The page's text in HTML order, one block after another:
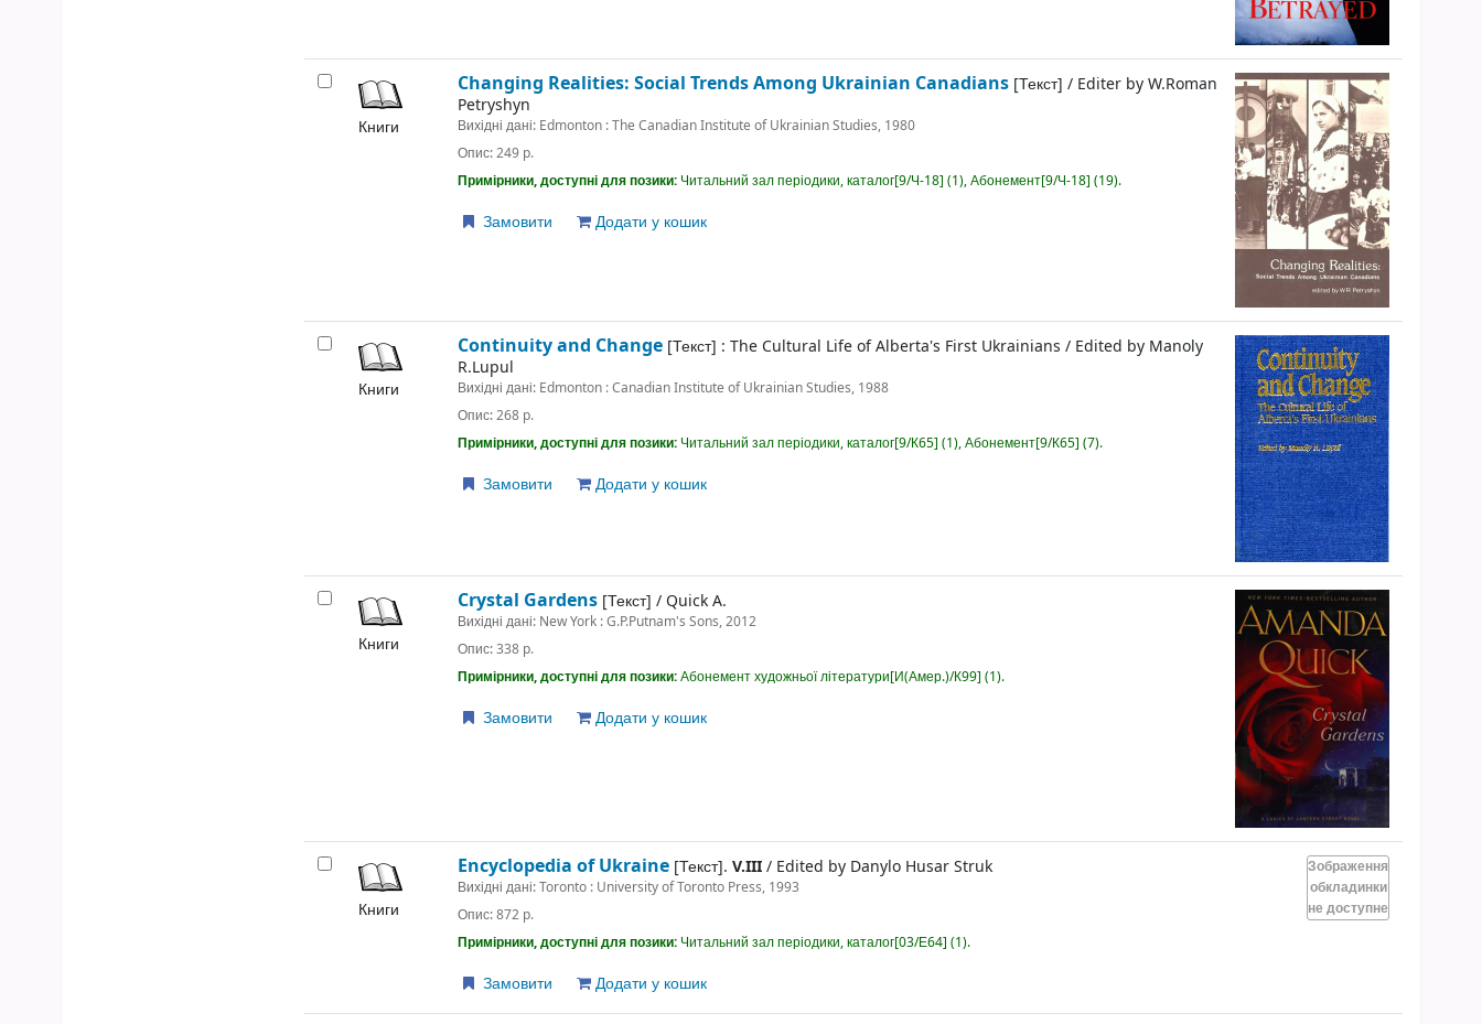
Книги
Changing Realities: Social Trends Among Ukrainian Canadians [Текст] / Editer by W.Roman
Petryshyn
Вихідні дані: Edmonton : The Canadian Institute of Ukrainian Studies, 1980
Опис:249 p.
Примірники, доступні для позики: Читальний зал періодики, каталог[9/Ч-18] (1), Абонемент[9/Ч-18] (19).
Замовити Додати у кошик
Книги
Continuity and Change [Текст] :The Cultural Life of Alberta's First Ukrainians / Edited by Manoly
R.Lupul
Вихідні дані: Edmonton : Canadian Institute of Ukrainian Studies, 1988
Опис:268 p.
Примірники, доступні для позики: Читальний зал періодики, каталог[9/К65] (1), Абонемент[9/К65] (7).
Замовити Додати у кошик
Книги
Crystal Gardens [Текст] / Quick A.
Вихідні дані: New York : G.P.Putnam's Sons, 2012
Опис:338 p.
Примірники, доступні для позики:Абонемент художньої літератури[И(Амер.)/К99] (1).
Замовити Додати у кошик
Книги
Зображення
обкладинки
не доступне
Encyclopedia of Ukraine [Текст].V.III/ Edited by Danylo Husar Struk
Вихідні дані:Toronto : University of Toronto Press, 1993
Опис:872 p.
Примірники, доступні для позики: Читальний зал періодики, каталог[03/Е64] (1).
Замовити Додати у кошик